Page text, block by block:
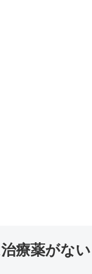
療薬がない